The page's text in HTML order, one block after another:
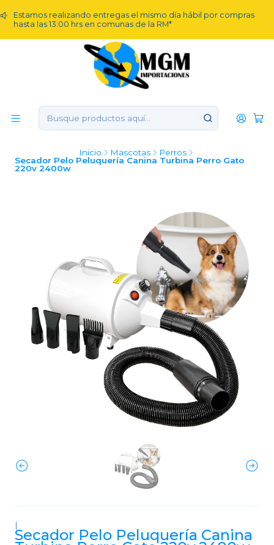
Estamos realizando entregas el mismo día hábil por compras
hasta las 13:00 hrs en comunas de la RM*
Inicio Mascotas
Perros
Secador Pelo Peluquería Canina Turbina Perro Gato
220v 2400w
|
Secador Pelo Peluquería Canina